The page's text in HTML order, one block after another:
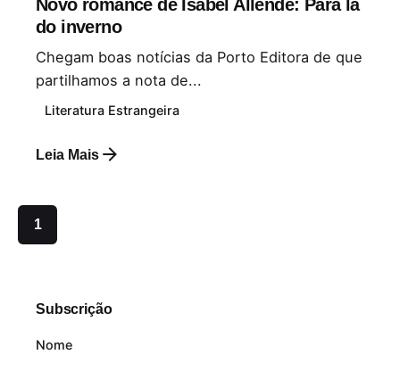
Novo romance de Isabel Allende: Para lá
do inverno
Chegam boas notícias da Porto Editora de que
partilhamos a nota de...
Literatura Estrangeira
Leia Mais
1
Subscrição
Nome